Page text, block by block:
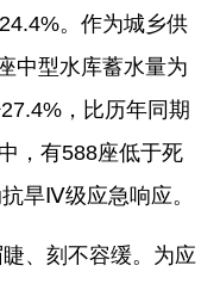
。作为城乡供
中型水库蓄水量为
，比历年同期
，有588座低于死
旱Ⅳ级应急响应。
、刻不容缓。为应